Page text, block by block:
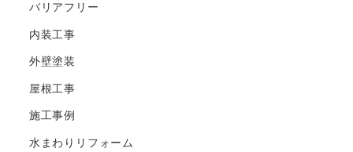
バリアフリー
内装工事
外壁塗装
屋根工事
施工事例
水まわりリフォーム